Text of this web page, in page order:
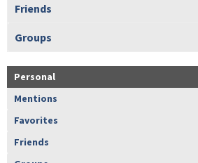
Friends
Groups
Personal
Mentions
Favorites
Friends